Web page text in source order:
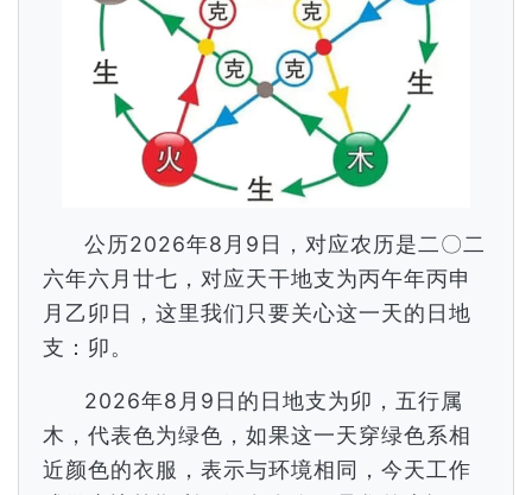
公历2026年8月9日，对应农历是二〇二
六年六月廿七，对应天干地支为丙午年丙申
月乙卯日，这里我们只要关心这一天的日地
支：卯。
2026年8月9日的日地支为卯，五行属
木，代表色为绿色，如果这一天穿绿色系相
近颜色的衣服，表示与环境相同，今天工作